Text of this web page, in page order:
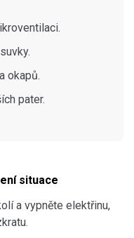
okapů.
pater.
situace
a vypněte elektřinu,